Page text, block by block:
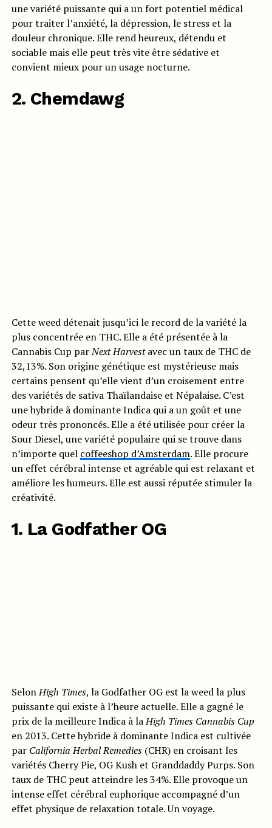
une variété puissante qui a un fort potentiel médical
pour traiter l’anxiété, la dépression, le stress et la
douleur chronique. Elle rend heureux, détendu et
sociable mais elle peut très vite être sédative et
convient mieux pour un usage nocturne.
2. Chemdawg
Cette weed détenait jusqu’ici le record de la variété la
plus concentrée en THC. Elle a été présentée à la
Cannabis Cup parNext Harvestavec un taux de THC de
32,13%. Son origine génétique est mystérieuse mais
certains pensent qu’elle vient d’un croisement entre
des variétés de sativa Thaïlandaise et Népalaise. C’est
une hybride à dominante Indica qui a un goût et une
odeur très prononcés. Elle a été utilisée pour créer la
Sour Diesel, une variété populaire qui se trouve dans
n’importe quel coffeeshop d’Amsterdam. Elle procure
un effet cérébral intense et agréable qui est relaxant et
améliore les humeurs. Elle est aussi réputée stimuler la
créativité.
1. La Godfather OG
SelonHigh Times, la Godfather OG est la weed la plus
puissante qui existe à l’heure actuelle. Elle a gagné le
prix de la meilleure Indica à laHigh Times Cannabis Cup
en 2013. Cette hybride à dominante Indica est cultivée
par California Herbal Remedies(CHR) en croisant les
variétés Cherry Pie, OG Kush et Granddaddy Purps. Son
taux de THC peut atteindre les 34%. Elle provoque un
intense effet cérébral euphorique accompagné d’un
effet physique de relaxation totale. Un voyage.